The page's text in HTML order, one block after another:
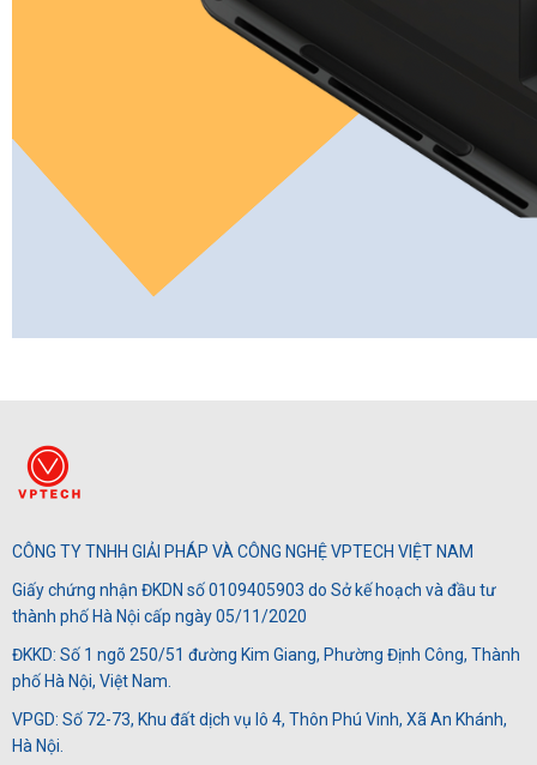
CÔNG TY TNHH GIẢI PHÁP VÀ CÔNG NGHỆ VPTECH VIỆT NAM
Giấy chứng nhận ĐKDN số 0109405903 do Sở kế hoạch và đầu tư
thành phố Hà Nội cấp ngày 05/11/2020
ĐKKD: Số 1 ngõ 250/51 đường Kim Giang, Phường Định Công, Thành
phố Hà Nội, Việt Nam.
VPGD: Số 72-73, Khu đất dịch vụ lô 4, Thôn Phú Vinh, Xã An Khánh,
Hà Nội.